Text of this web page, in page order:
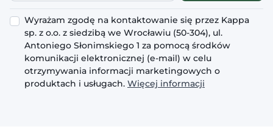
Wyrażam zgodę na kontaktowanie się przez Kappa
sp. z o.o. z siedzibą we Wrocławiu (50-304), ul.
Antoniego Słonimskiego 1 za pomocą środków
komunikacji elektronicznej (e-mail) w celu
otrzymywania informacji marketingowych o
produktach i usługach. Więcej informacji